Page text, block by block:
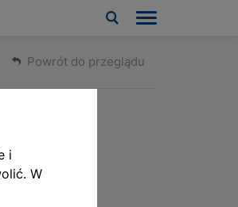
i
W
Powrót do przeglądu